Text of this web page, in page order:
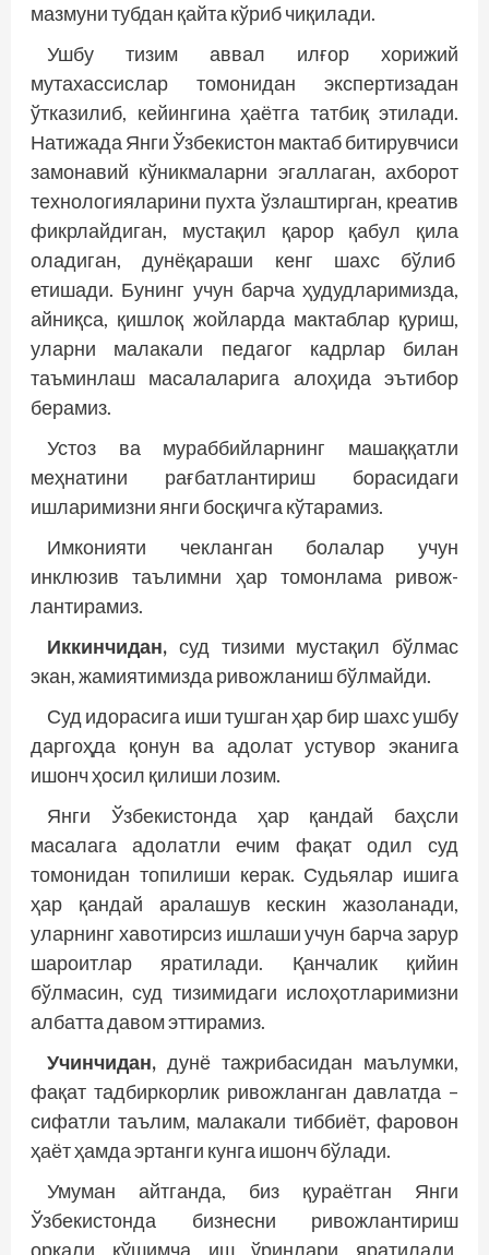
мазмуни тубдан қайта кўриб чиқилади.
Ушбу тизим аввал илғор хорижий
мутахассислар томонидан экспертизадан
ўтказилиб, кейингина ҳаётга татбиқ этилади.
Натижада Янги Ўзбекистон мактаб битирувчиси
замонавий кўникмаларни эгаллаган, ахборот
технологияларини пухта ўзлаштирган, креатив
фикрлайдиган, мустақил қарор қабул қила
оладиган, дунё­қараши кенг шахс бўлиб
етишади. Бунинг учун барча ҳудудларимизда,
айниқса, қишлоқ жойларда мактаблар қуриш,
уларни малакали педагог кадрлар билан
таъминлаш масалаларига алоҳида эътибор
берамиз.
Устоз ва мураббийларнинг машаққатли
меҳнатини рағбатлантириш борасидаги
ишларимизни янги босқичга кўтарамиз.
Имконияти чекланган болалар учун
инклюзив таълимни ҳар томонлама ривож­
лантирамиз.
Иккинчидан, суд тизими мустақил бўлмас
экан, жамиятимизда ривожланиш бўлмайди.
Суд идорасига иши тушган ҳар бир шахс ушбу
даргоҳда қонун ва адолат устувор эканига
ишонч ҳосил қилиши лозим.
Янги Ўзбекистонда ҳар қандай баҳсли
масалага адолатли ечим фақат одил суд
томонидан топилиши керак. Судьялар ишига
ҳар қандай аралашув кескин жазоланади,
уларнинг хавотирсиз ишлаши учун барча зарур
шароитлар яратилади. Қанчалик қийин
бўлмасин, суд тизимидаги ислоҳотларимизни
албатта давом эттирамиз.
Учинчидан, дунё тажрибасидан маълумки,
фақат тадбиркорлик ривожланган давлатда –
сифатли таълим, малакали тиббиёт, фаровон
ҳаёт ҳамда эртанги кунга ишонч бўлади.
Умуман айтганда, биз қураётган Янги
Ўзбекистонда бизнесни ривожлантириш
орқали қўшимча иш ўринлари яратилади,